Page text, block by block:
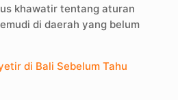
khawatir tentang aturan
di daerah yang belum
di Bali Sebelum Tahu